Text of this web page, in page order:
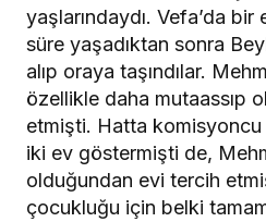
yaşlarındaydı. Vefa’da
süre yaşadıktan sonra
alıp oraya taşındılar.
özellikle daha mutaassıp
etmişti. Hatta komisyoncu
iki ev göstermişti de,
olduğundan evi tercih
çocukluğu için belki